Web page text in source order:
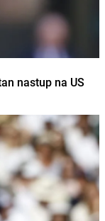
nastup na US